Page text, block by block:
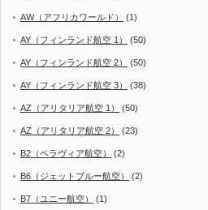
AW（アフリカワールド） (1)
AY（フィンランド航空 1） (50)
AY（フィンランド航空 2） (50)
AY（フィンランド航空 3） (38)
AZ（アリタリア航空 1） (50)
AZ（アリタリア航空 2） (23)
B2（ベラヴィア航空） (2)
B6（ジェットブルー航空） (2)
B7（ユニー航空） (1)